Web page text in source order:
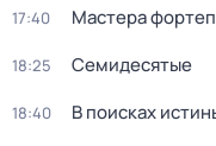
17:40 Мастера
18:25 Семидесятые
18:40 В поисках